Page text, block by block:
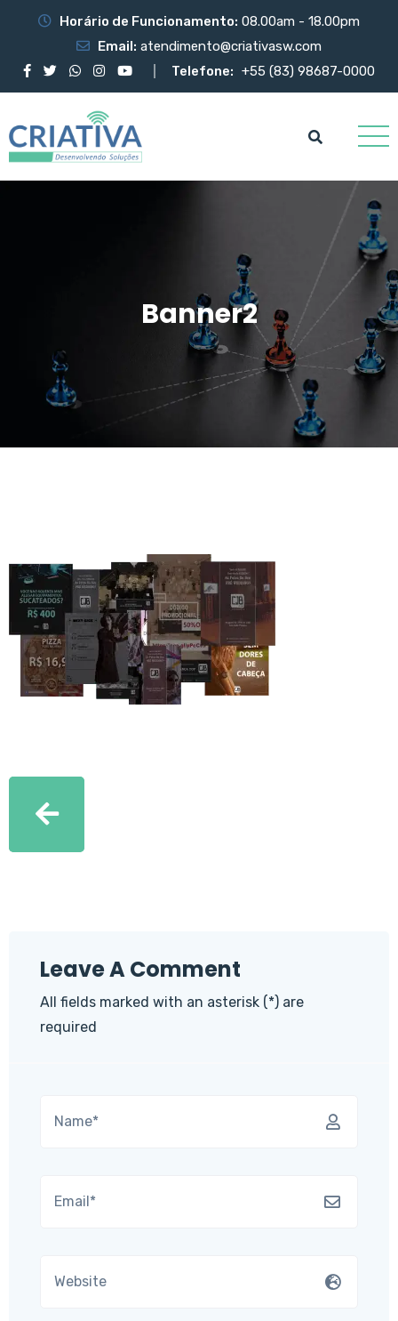
Horário de Funcionamento: 08.00am - 18.00pm
Email: atendimento@criativasw.com
Telefone: +55 (83) 98687-0000
Banner2
Leave A Comment
All fields marked with an asterisk (*) are
required